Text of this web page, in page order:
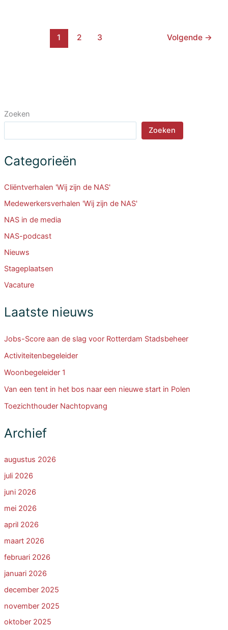
Zoeken
Zoeken
Categorieën
Cliëntverhalen 'Wij zijn de NAS'
Medewerkersverhalen 'Wij zijn de NAS'
NAS in de media
NAS-podcast
Nieuws
Stageplaatsen
Vacature
Laatste nieuws
Jobs-Score aan de slag voor Rotterdam Stadsbeheer
Activiteitenbegeleider
Woonbegeleider 1
Van een tent in het bos naar een nieuwe start in Polen
Toezichthouder Nachtopvang
Archief
augustus 2026
juli 2026
juni 2026
mei 2026
april 2026
maart 2026
februari 2026
januari 2026
december 2025
november 2025
oktober 2025
migrantenopvang
1 2 3 Volgende →